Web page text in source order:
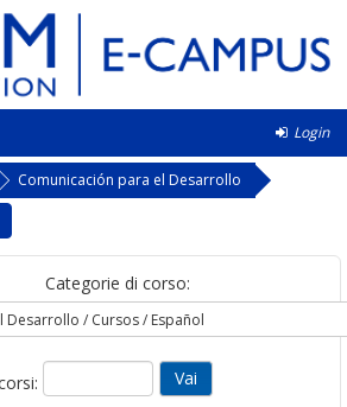
Login
Comunicación para el Desarrollo
Categorie di corso: